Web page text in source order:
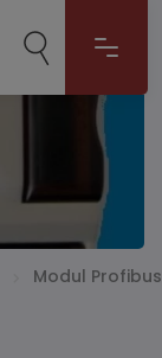
Modul